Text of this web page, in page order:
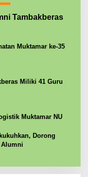
Tambakberas
Muktamar ke-35
Miliki 41 Guru
Muktamar NU
Dorong